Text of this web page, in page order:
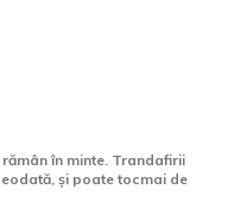
în minte. Trandafirii
și poate tocmai de